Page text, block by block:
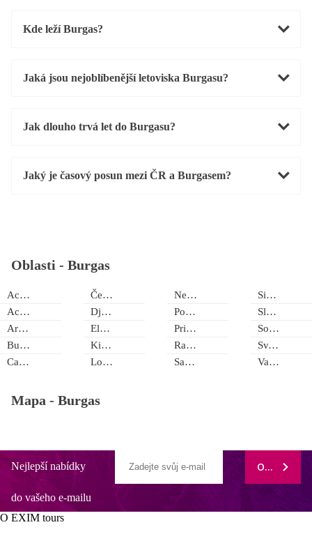
Kde leží Burgas?
Jaká jsou nejoblíbenější letoviska Burgasu?
Jak dlouho trvá let do Burgasu?
Jaký je časový posun mezi ČR a Burgasem?
Oblasti - Burgas
Acheloy
Achtopol
Arkutino
Burgas
Carevo
Černomorec
Djuni
Elenite
Kiten
Lozenec
Nesebar
Pomorie
Primorsko
Ravda
Sarafovo
Sinemorec
Slunečné pobřeží
Sozopol
Sv. Vlas
Varvara
Mapa - Burgas
Nejlepší nabídky
do vašeho e-mailu
ODEBÍRAT
O EXIM tours